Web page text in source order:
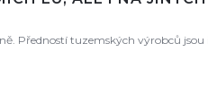
Předností tuzemských výrobců